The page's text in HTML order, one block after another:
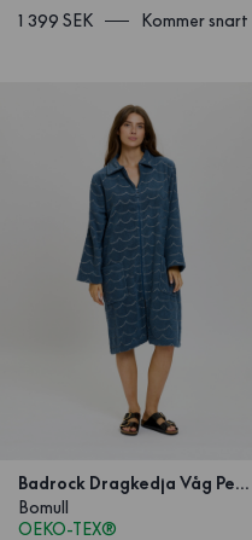
1 399 SEK
Kommer snart
Badrock Dragkedja Våg Petrol
Bomull
OEKO-TEX®